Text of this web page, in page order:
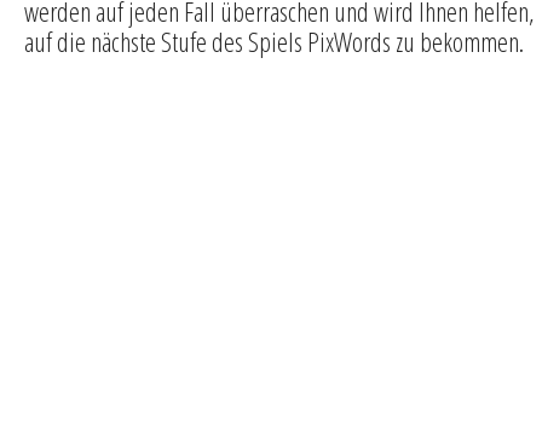
werden auf jeden Fall überraschen und wird Ihnen helfen,
auf die nächste Stufe des Spiels PixWords zu bekommen.